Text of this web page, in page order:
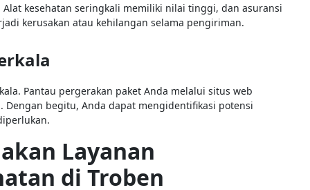
kesehatan seringkali memiliki nilai tinggi, dan asuransi
kerusakan atau kehilangan selama pengiriman.
Pantau pergerakan paket Anda melalui situs web
Dengan begitu, Anda dapat mengidentifikasi potensi
Layanan
di Troben